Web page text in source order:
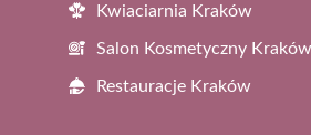
Kwiaciarnia Kraków
Salon Kosmetyczny Kraków
Restauracje Kraków